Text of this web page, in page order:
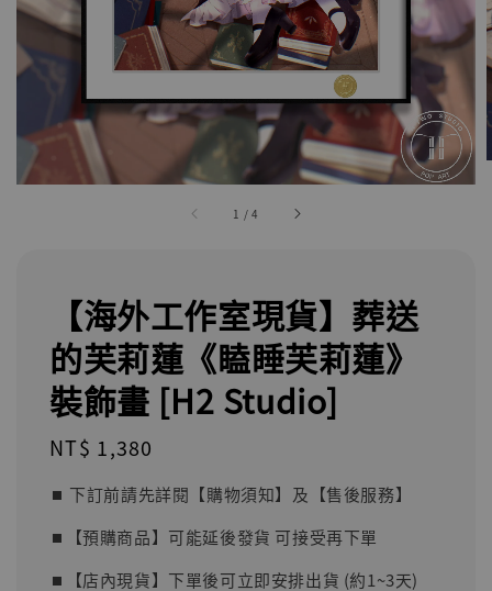
1 /4
【海外工作室現貨】葬送
的芙莉蓮《瞌睡芙莉蓮》
裝飾畫 [H2 Studio]
Regular
NT$ 1,380
⏹︎ 下訂前請先詳閱【購物須知】及【售後服務】
⏹︎【預購商品】可能延後發貨 可接受再下單
⏹︎【店內現貨】下單後可立即安排出貨 (約1~3天)